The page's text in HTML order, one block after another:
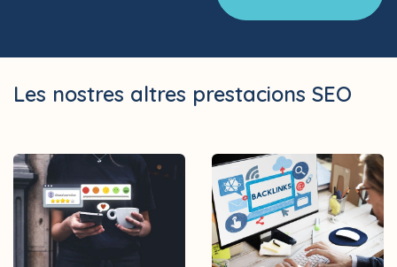
Les nostres altres prestacions SEO